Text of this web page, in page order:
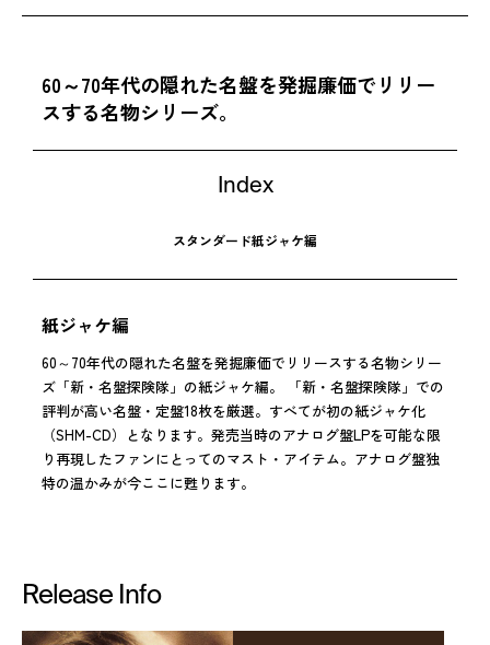
60～70年代の隠れた名盤を発掘廉価でリリー
スする名物シリーズ。
Index
スタンダード紙ジャケ編
紙ジャケ編
60～70年代の隠れた名盤を発掘廉価でリリースする名物シリー
ズ「新・名盤探険隊」の紙ジャケ編。 「新・名盤探険隊」での
評判が高い名盤・定盤18枚を厳選。すべてが初の紙ジャケ化
（SHM-CD）となります。発売当時のアナログ盤LPを可能な限
り再現したファンにとってのマスト・アイテム。アナログ盤独
特の温かみが今ここに甦ります。
Release Info